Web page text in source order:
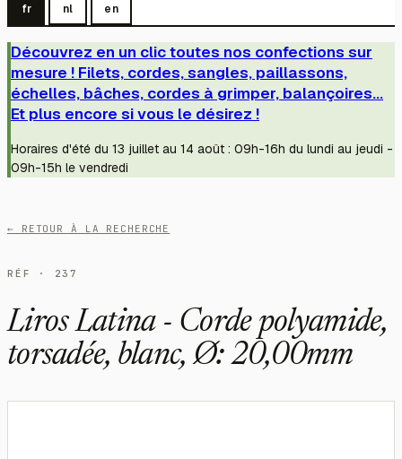
fr nl en
Découvrez en un clic toutes nos confections sur
mesure ! Filets, cordes, sangles, paillassons,
échelles, bâches, cordes à grimper, balançoires...
Et plus encore si vous le désirez !
Horaires d'été du 13 juillet au 14 août : 09h-16h du lundi au jeudi -
09h-15h le vendredi
← RETOUR À LA RECHERCHE
RÉF · 237
Liros Latina - Corde polyamide,
torsadée, blanc, Ø: 20,00mm